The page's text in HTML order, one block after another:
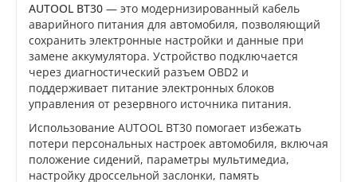
AUTOOL BT30 — это модернизированный кабель
аварийного питания для автомобиля, позволяющий
сохранить электронные настройки и данные при
замене аккумулятора. Устройство подключается
через диагностический разъем OBD2 и
поддерживает питание электронных блоков
управления от резервного источника питания.
Использование AUTOOL BT30 помогает избежать
потери персональных настроек автомобиля, включая
положение сидений, параметры мультимедиа,
настройку дроссельной заслонки, память